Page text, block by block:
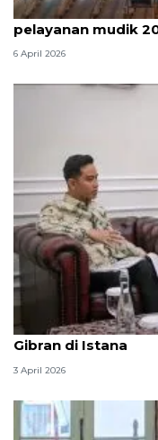
Survei: 88,8
pelayanan mudik
6 April 2026
Seskab Teddy
Gibran di Istana
3 April 2026